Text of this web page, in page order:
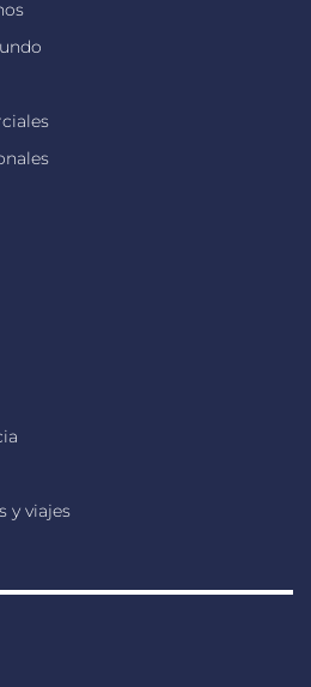
y viajes